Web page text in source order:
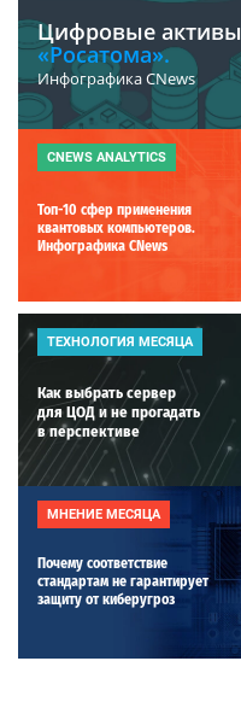
Цифровые активы
«Росатома».
Инфографика CNews
CNEWS ANALYTICS
Топ-10 сфер применения
квантовых компьютеров.
Инфографика CNews
ТЕХНОЛОГИЯ МЕСЯЦА
Как выбрать сервер
для ЦОД и не прогадать
в перспективе
МНЕНИЕ МЕСЯЦА
Почему соответствие
стандартам не гарантирует
защиту от киберугроз